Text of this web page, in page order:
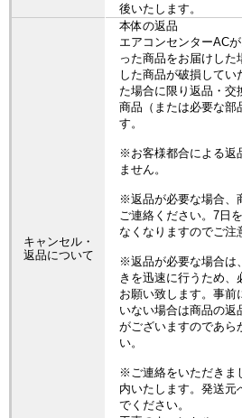
後いたします。
キャンセル・
返品について
本体の返品
エアコンセンターAC
った商品をお届けした
した商品が破損してい
た場合に限り返品・交
商品（または必要な部
す。
※お客様都合による返
ません。
※返品が必要な場合、
ご連絡ください。7日
なくなりますのでご注
※返品が必要な場合は
きを迅速に行うため、
お願い致します。事前
いない場合は商品の返
がございますのであら
い。
※ご連絡をいただきま
内いたします。発送元
でください。